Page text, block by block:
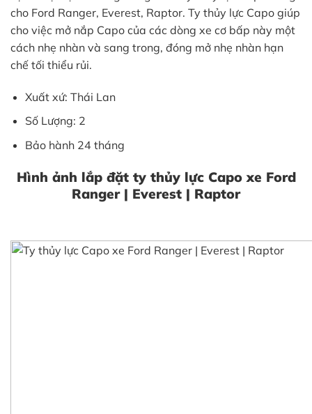
cho Ford Ranger, Everest, Raptor. Ty thủy lực Capo giúp
cho việc mở nắp Capo của các dòng xe cơ bấp này một
cách nhẹ nhàn và sang trong, đóng mở nhẹ nhàn hạn
chế tối thiểu rủi.
Xuất xứ: Thái Lan
Số Lượng: 2
Bảo hành 24 tháng
Hình ảnh lắp đặt ty thủy lực Capo xe Ford
Ranger | Everest | Raptor